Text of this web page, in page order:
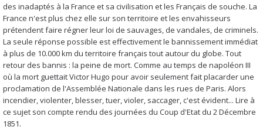
des inadaptés à la France et sa civilisation et les Français de souche. La
France n'est plus chez elle sur son territoire et les envahisseurs
prétendent faire régner leur loi de sauvages, de vandales, de criminels.
La seule réponse possible est effectivement le bannissement immédiat
à plus de 10.000 km du territoire français tout autour du globe. Tout
retour des bannis : la peine de mort. Comme au temps de napoléon III
où la mort guettait Victor Hugo pour avoir seulement fait placarder une
proclamation de l'Assemblée Nationale dans les rues de Paris. Alors
incendier, violenter, blesser, tuer, violer, saccager, c'est évident... Lire à
ce sujet son compte rendu des journées du Coup d'Etat du 2 Décembre
1851.